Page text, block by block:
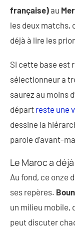
française)au
les deux matchs,
déjà à lire les
Si cette base est
sélectionneur a
saurez au moins
départ reste une
dessine la
parole d’avant-
Le Maroc a
Au fond, ce onze
ses repères.
un milieu mobile,
peut discuter